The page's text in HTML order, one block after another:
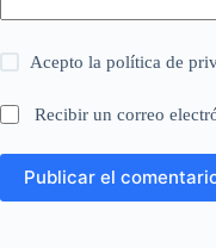
Acepto lapolítica de
Recibir un correo
Publicar el